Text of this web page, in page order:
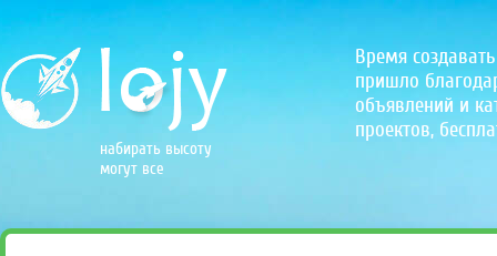
набирать высоту
могут все
Время
пришло
объявлений и
проектов,